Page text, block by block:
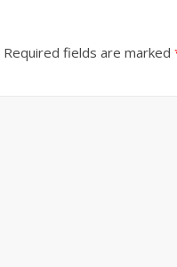
Required fields are marked